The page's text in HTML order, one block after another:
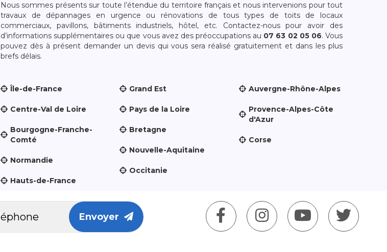
Nous sommes présents sur toute l’étendue du territoire français et nous intervenions pour tout
travaux de dépannages en urgence ou rénovations de tous types de toits de locaux
commerciaux, pavillons, bâtiments industriels, hôtel, etc. Contactez-nous pour avoir des
d’informations supplémentaires ou que vous avez des préoccupations au 07 63 02 05 06. Vous
pouvez dès à présent demander un devis qui vous sera réalisé gratuitement et dans les plus
brefs délais.
Île-de-France
Centre-Val de Loire
Bourgogne-Franche-
Comté
Normandie
Hauts-de-France
Grand Est
Pays de la Loire
Bretagne
Nouvelle-Aquitaine
Occitanie
Auvergne-Rhône-Alpes
Provence-Alpes-Côte
d'Azur
Corse
Envoyer